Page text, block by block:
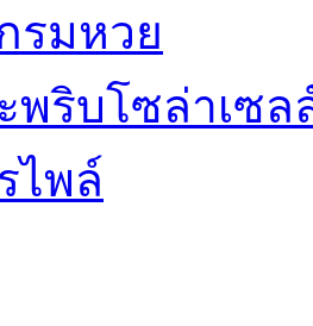
รมหวย
พริบโซล่าเซล
ไพล์